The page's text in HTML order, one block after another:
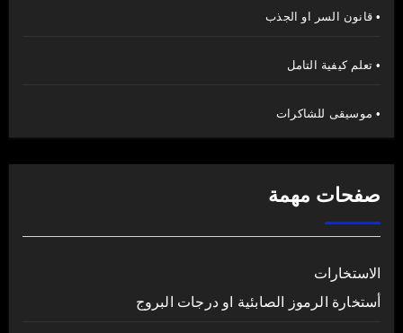
• قانون السر او الجذب
• تعلم كيفية التامل
• موسيقى للشاكرات
صفحات مهمة
الاستخارات
أستخارة الرموز الصابئية او درجات البروج